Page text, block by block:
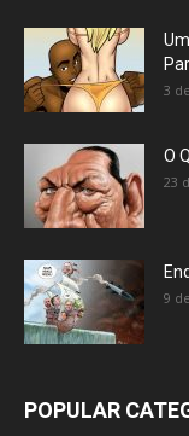
3
O
23
9
POPULAR